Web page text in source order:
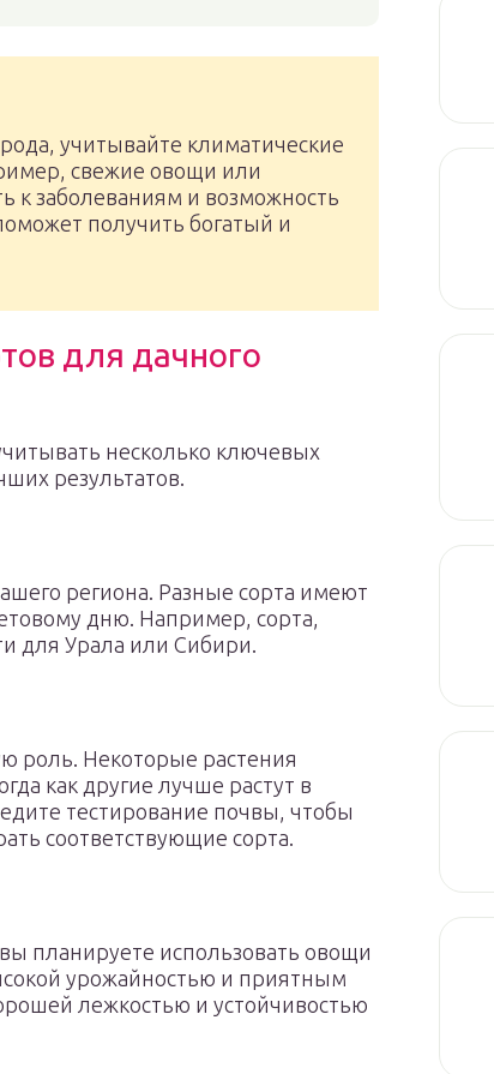
учитывайте климатические
свежие овощи или
к заболеваниям и возможность
получить богатый и
для дачного
несколько ключевых
результатов.
региона. Разные сорта имеют
дню. Например, сорта,
для Урала или Сибири.
роль. Некоторые растения
как другие лучше растут в
тестирование почвы, чтобы
соответствующие сорта.
планируете использовать овощи
урожайностью и приятным
лежкостью и устойчивостью